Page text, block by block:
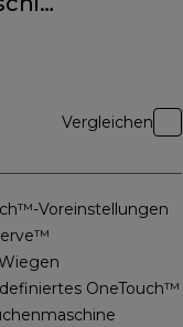
Vergleichen
Voreinstellungen
OneTouch™